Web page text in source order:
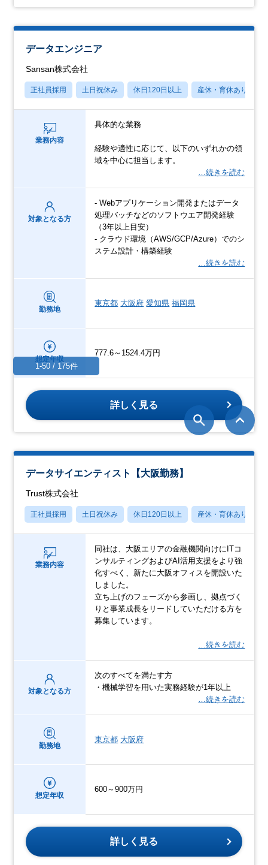
データエンジニア
Sansan株式会社
正社員採用 土日祝休み 休日120日以上 産休・育休あり
業務内容
具体的な業務
経験や適性に応じて、以下のいずれかの領
域を中心に担当します。
…続きを読む
対象となる方
- Webアプリケーション開発またはデータ
処理バッチなどのソフトウエア開発経験
（3年以上目安）
- クラウド環境（AWS/GCP/Azure）でのシ
ステム設計・構築経験
…続きを読む
勤務地
東京都 大阪府 愛知県 福岡県
想定年収
777.6～1524.4万円
詳しく見る
データサイエンティスト【大阪勤務】
Trust株式会社
正社員採用 土日祝休み 休日120日以上 産休・育休あり
業務内容
同社は、大阪エリアの金融機関向けにITコ
ンサルティングおよびAI活用支援をより強
化すべく、新たに大阪オフィスを開設いた
しました。
立ち上げのフェーズから参画し、拠点づく
りと事業成長をリードしていただける方を
募集しています。
…続きを読む
対象となる方
次のすべてを満たす方
・機械学習を用いた実務経験が1年以上
…続きを読む
勤務地
東京都 大阪府
想定年収
600～900万円
詳しく見る
1-50 / 175件